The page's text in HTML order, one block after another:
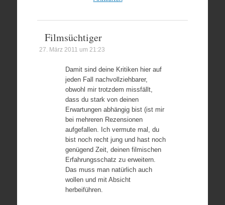
Filmsüchtiger
27. März 2011 um 21:23
Damit sind deine Kritiken hier auf
jeden Fall nachvollziehbarer,
obwohl mir trotzdem missfällt,
dass du stark von deinen
Erwartungen abhängig bist (ist mir
bei mehreren Rezensionen
aufgefallen. Ich vermute mal, du
bist noch recht jung und hast noch
genügend Zeit, deinen filmischen
Erfahrungsschatz zu erweitern.
Das muss man natürlich auch
wollen und mit Absicht
herbeiführen.